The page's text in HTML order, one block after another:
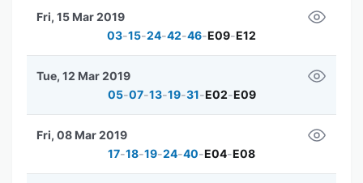
03-15-24-42-46-E09-E12
Fri, 15 Mar 2019
05-07-13-19-31-E02-E09
Tue, 12 Mar 2019
17-18-19-24-40-E04-E08
Fri, 08 Mar 2019